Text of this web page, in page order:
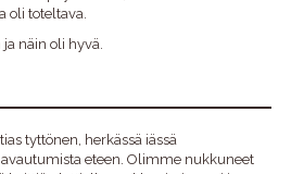
oli toteltava.
näin oli hyvä.
tyttönen, herkässä iässä
eteen. Olimme nukkuneet